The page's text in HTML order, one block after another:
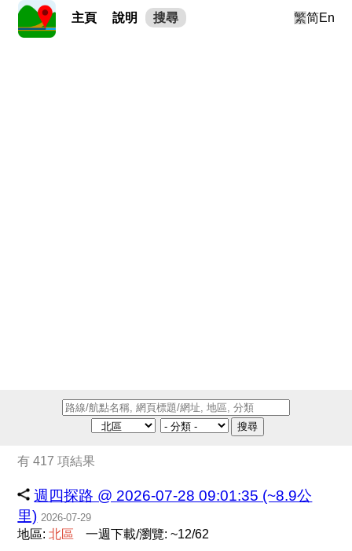
主頁 說明 搜尋 繁简En
搜尋
有 417 項結果
週四探路 @ 2026-07-28 09:01:35 (~8.9公
里) 2026-07-29
地區:北區 一週下載/瀏覽: ~12/62